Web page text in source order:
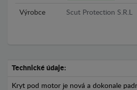
Výrobce Scut Protection S.R.L
Technické údaje:
Kryt pod motor je nová a dokonale